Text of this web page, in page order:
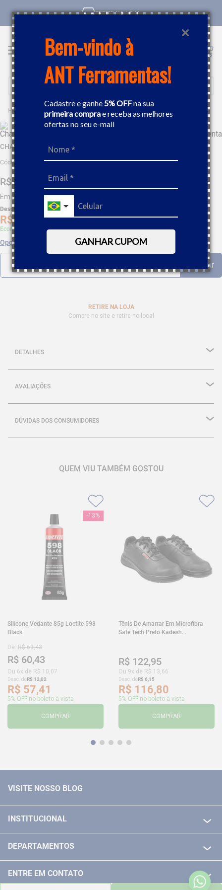
Bem-vindo à
ANT Ferramentas!
Cadastre e ganhe5% OFFna sua
primeira comprae receba as melhores
ofertas no seu e-mail
GANHAR CUPOM
RETIRE NA LOJA
Buscar
FERRAMENTAS MANUAIS CHAVES CHAVE ESTRELA DE BATER 85MM TRAMONTINA 44632085
CHAVE ESTRELA DE BATER 85MM TRAMONTINA 44632085
Código
R$ 754
Em até 83,84sem juros
Desc. de 73
R$ 86
Economize 5% à vista com Boleto, PIX
Opções de parcelamento
RETIRE NA LOJA
Compre no site e retire no local
DETALHES
AVALIAÇÕES
DÚVIDAS DOS CONSUMIDORES
QUEM VIU TAMBÉM GOSTOU
-13%
Silicone Vedante 85g Loctite 598
Black
De: R$ 69,43
R$ 60,43
Ou 6x de R$ 10,07
Desc. deR$ 12,02
R$ 57,41
5% OFF no boleto à vista
COMPRAR
Tênis De Amarrar Em Microfibra
Safe Tech Preto Kadesh
R$ 122,95
Ou 9x de R$ 13,66
Desc. deR$ 6,15
R$ 116,80
5% OFF no boleto à vista
COMPRAR
VISITE NOSSO BLOG
INSTITUCIONAL
POLITICA DE TROCA E DEVOLUÇÃO
DEPARTAMENTOS
FERRAMENTAS MANUIAIS
ENTRE EM CONTATO